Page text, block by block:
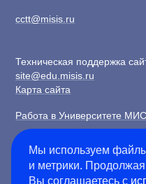
cctt@misis.ru
Техническая поддержка
site@edu.misis.ru
Карта сайта
Работа в Университете
Информация о закупках
Мы используем
и метрики.
Вы соглашаетесь с